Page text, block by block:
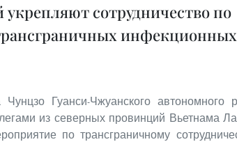
сотрудничество по
инфекционных
Чунцзо Гуанси-Чжуанского автономного
из северных провинций Вьетнама
по трансграничному